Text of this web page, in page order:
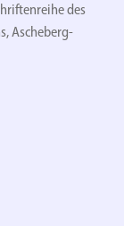
des
Ascheberg-